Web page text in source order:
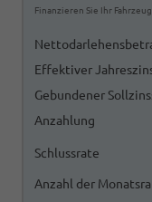
Finanzieren Sie Ihr
Effektiver
Gebundener
Anzahlung
Schlussrate
Anzahl der